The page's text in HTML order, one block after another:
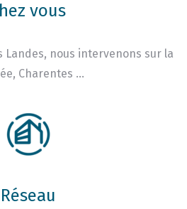
vous
Landes, nous intervenons sur la
Charentes …
Réseau